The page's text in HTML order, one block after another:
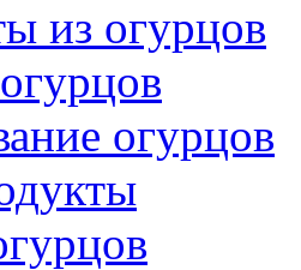
из огурцов
огурцов